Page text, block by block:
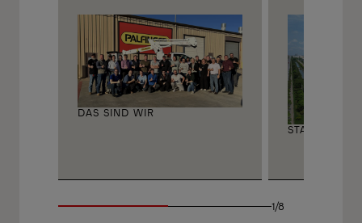
DAS SIND WIR
STANDORTE
1/8